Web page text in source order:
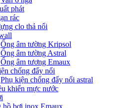
phát
rác
clo thả nổi
Ống âm tường Kripsol
Ống âm tường Astral
Ống âm tương Emaux
chống đẩy nổi
Phụ kiện chống đẩy nổi astral
khiển mực nước
hồ bơi inox Emaux